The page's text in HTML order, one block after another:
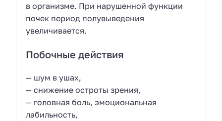
в организме. При нарушенной функции
почек период полувыведения
увеличивается.
Побочные действия
— шум в ушах,
— снижение остроты зрения,
— головная боль, эмоциональная
лабильность,